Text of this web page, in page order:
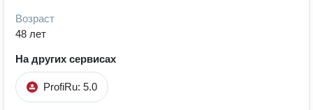
Возраст
48 лет
На других сервисах
ProfiRu: 5.0